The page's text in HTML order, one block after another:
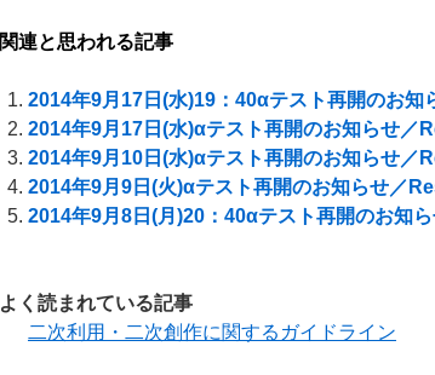
関連と思われる記事
2014年9月17日(水)19：40αテスト再開のお
2014年9月17日(水)αテスト再開のお知らせ／
2014年9月10日(水)αテスト再開のお知らせ／
2014年9月9日(火)αテスト再開のお知らせ／
2014年9月8日(月)20：40αテスト再開のお知
よく読まれている記事
二次利用・二次創作に関するガイドライン